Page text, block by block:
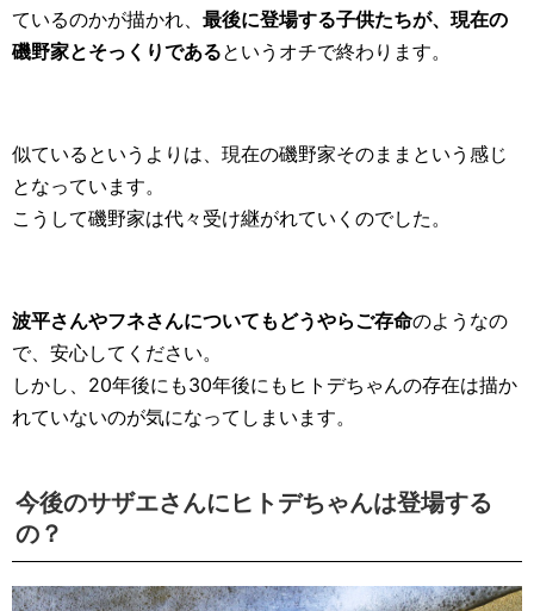
ているのかが描かれ、 最後に登場する子供たちが、現在の
磯野家とそっくりであるというオチで終わります。
似ているというよりは、現在の磯野家そのままという感じ
となっています。
こうして磯野家は代々受け継がれていくのでした。
波平さんやフネさんについてもどうやらご存命のようなの
で、安心してください。
しかし、20年後にも30年後にもヒトデちゃんの存在は描か
れていないのが気になってしまいます。
今後のサザエさんにヒトデちゃんは登場する
の？